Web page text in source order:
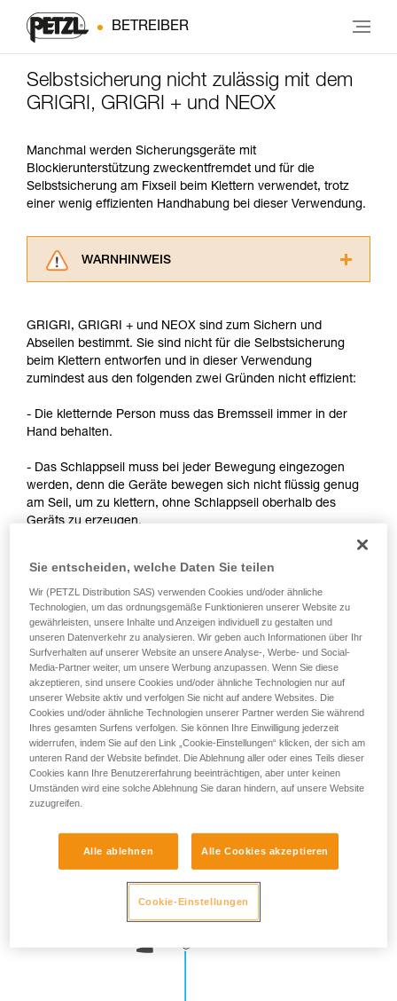
BETREIBER
Selbstsicherung nicht zulässig mit dem
GRIGRI, GRIGRI + und NEOX
Manchmal werden Sicherungsgeräte mit
Blockierunterstützung zweckentfremdet und für die
Selbstsicherung am Fixseil beim Klettern verwendet, trotz
einer wenig effizienten Handhabung bei dieser Verwendung.
WARNHINWEIS
aufmerksam durch, bevor Sie diesen zu Rate
ziehen. Um diese Zusatzinformationen
verstehen zu können, müssen Sie zuerst die in
der Gebrauchsanweisung enthaltenen
Die Beherrschung dieser Techniken setzt eine
entsprechende Ausbildung und ein spezielles
einem Profi, ob Sie in der Lage sind, den
Vorgang alleine sicher zu wiederholen, bevor
Sie ihn eigenständig durchführen.
Wir geben Beispiele für die mit Ihrer Aktivität
beschrieben werden.
GRIGRI, GRIGRI + und NEOX sind zum Sichern und
Abseilen bestimmt. Sie sind nicht für die Selbstsicherung
beim Klettern entworfen und in dieser Verwendung
zumindest aus den folgenden zwei Gründen nicht effizient:
- Die kletternde Person muss das Bremsseil immer in der
Hand behalten.
- Das Schlappseil muss bei jeder Bewegung eingezogen
werden, denn die Geräte bewegen sich nicht flüssig genug
am Seil, um zu klettern, ohne Schlappseil oberhalb des
Geräts zu erzeugen.
Hinweis:
- Für die Selbstsicherung beim Klettern am Fixseil informiere
dich über die Lösungen, die in dem technischen Ratschlag
zum Thema Selbstsicherung auf Petzl.com beschrieben
sind.
- Für die Selbstsicherung im Vorstieg gibt es Techniken, die
eine Änderung des Geräts erfordern, um den Seildurchlauf
zu verbessern. Petzl lässt diese Verwendung nicht zu. Zur
Erinnerung: Jegliche Änderung einer PSA außerhalb der
Petzl-Betriebsstätten ist verboten.
Sie entscheiden, welche Daten Sie teilen
Wir (PETZL Distribution SAS) verwenden Cookies und/oder ähnliche
Technologien, um das ordnungsgemäße Funktionieren unserer Website zu
gewährleisten, unsere Inhalte und Anzeigen individuell zu gestalten und
unseren Datenverkehr zu analysieren. Wir geben auch Informationen über Ihr
Surfverhalten auf unserer Website an unsere Analyse-, Werbe- und Social-
Media-Partner weiter, um unsere Werbung anzupassen. Wenn Sie diese
akzeptieren, sind unsere Cookies und/oder ähnliche Technologien nur auf
unserer Website aktiv und verfolgen Sie nicht auf andere Websites. Die
Cookies und/oder ähnliche Technologien unserer Partner werden Sie während
Ihres gesamten Surfens verfolgen. Sie können Ihre Einwilligung jederzeit
widerrufen, indem Sie auf den Link „Cookie-Einstellungen“ klicken, der sich am
unteren Rand der Website befindet. Die Ablehnung aller oder eines Teils dieser
Cookies kann Ihre Benutzererfahrung beeinträchtigen, aber unter keinen
Umständen wird eine solche Ablehnung Sie daran hindern, auf unsere Website
zuzugreifen.
Alle ablehnen Alle Cookies akzeptieren
Cookie-Einstellungen